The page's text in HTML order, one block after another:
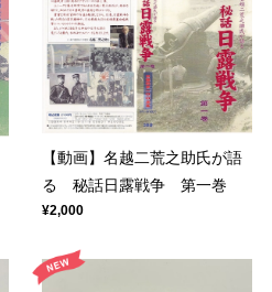
【動画】名越二荒之助氏が語
る 秘話日露戦争 第一巻
¥2,000